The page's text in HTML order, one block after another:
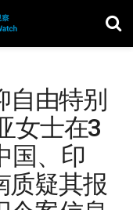
自由特别
女士在3
国、印
质疑其报